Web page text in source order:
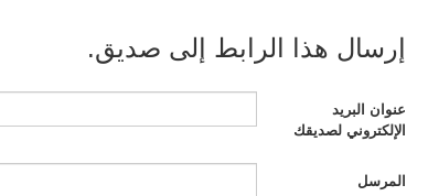
إرسال هذا الرابط إلى صديق.
عنوان البريد
الإلكتروني لصديقك
المرسل